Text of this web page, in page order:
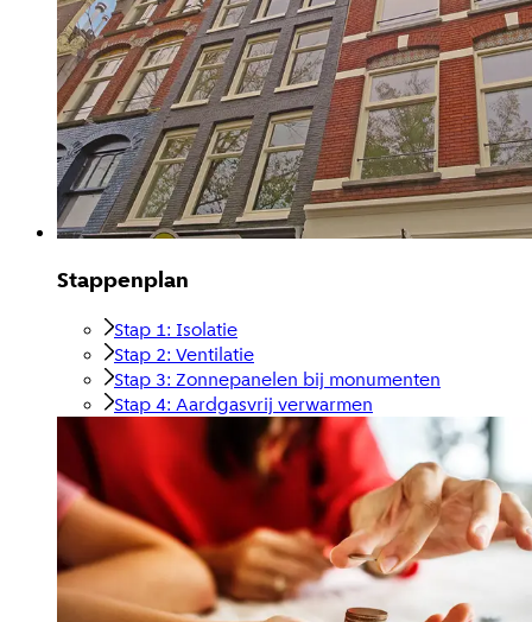
Stappenplan
Stap 1: Isolatie
Stap 2: Ventilatie
Stap 3: Zonnepanelen bij monumenten
Stap 4: Aardgasvrij verwarmen